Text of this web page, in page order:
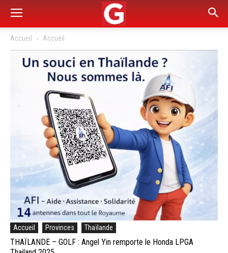
Accueil Accueil
Accueil Provinces Thaïlande
THAÏLANDE – GOLF : Angel Yin remporte le Honda LPGA